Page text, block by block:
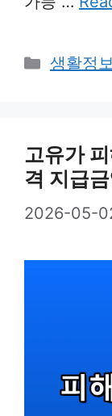
생활정
고유가
격 지급
2026-05-